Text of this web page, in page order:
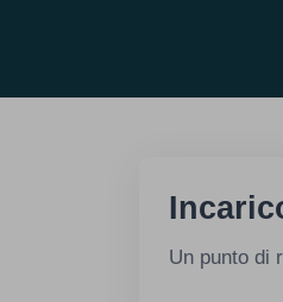
Un punto di